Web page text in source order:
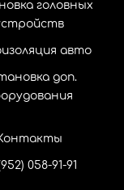
головных
авто
доп.
058-91-91